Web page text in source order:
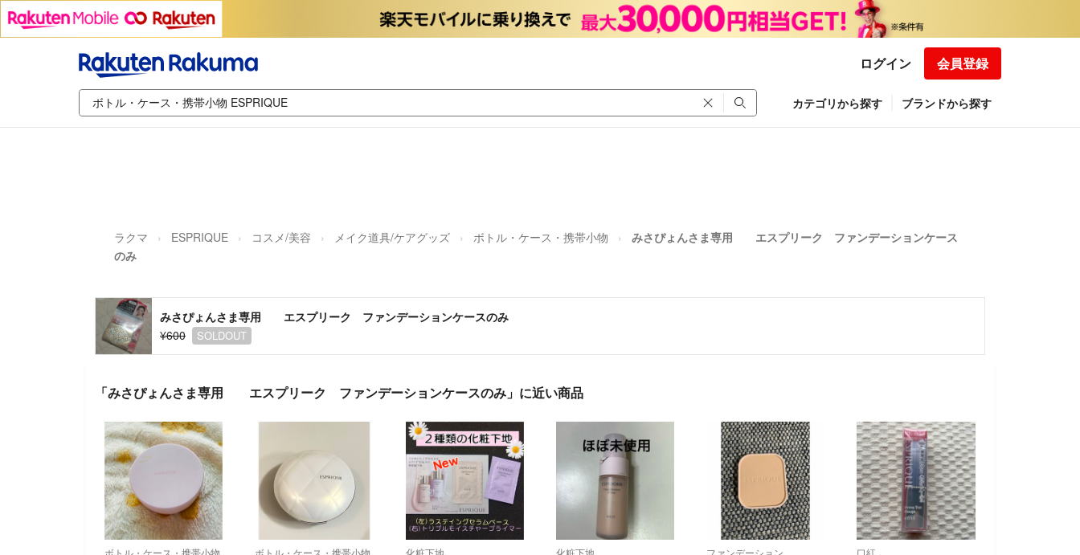
ログイン 会員登録
カテゴリから探す ブランドから探す
ラクマ ESPRIQUE コスメ/美容 メイク道具/ケアグッズ ボトル・ケース・携帯小物
みさぴょんさま専用 エスプリーク ファンデーションケース
のみ
みさぴょんさま専用 エスプリーク ファンデーションケースのみ
¥600
SOLDOUT
「みさぴょんさま専用 エスプリーク ファンデーションケースのみ」に近い商品
ボトル・ケース・携帯小物 ボトル・ケース・携帯小物 化粧下地 化粧下地 ファンデーション 口紅